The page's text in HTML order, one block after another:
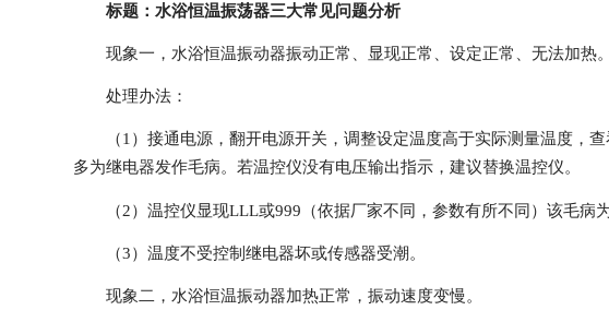
标题：水浴恒温振荡器三大常见问题分析
现象一，水浴恒温振动器振动正常、显现正常、设定正常、无法加热。
处理办法：
（1）接通电源，翻开电源开关，调整设定温度高于实际测量温度，
多为继电器发作毛病。若温控仪没有电压输出指示，建议替换温控仪。
（2）温控仪显现LLL或999（依据厂家不同，参数有所不同）该毛病
（3）温度不受控制继电器坏或传感器受潮。
现象二，水浴恒温振动器加热正常，振动速度变慢。